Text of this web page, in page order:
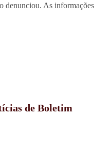
denunciou. As informações
de Boletim